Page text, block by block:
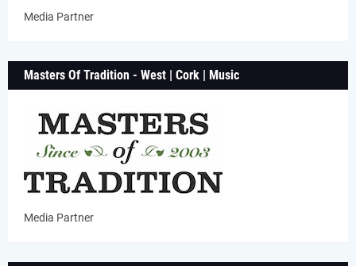
Media Partner
Masters Of Tradition - West | Cork | Music
Media Partner